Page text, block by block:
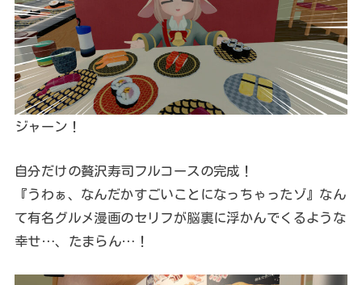
ジャーン！
自分だけの贅沢寿司フルコースの完成！
『うわぁ、なんだかすごいことになっちゃったゾ』なん
て有名グルメ漫画のセリフが脳裏に浮かんでくるような
幸せ…、たまらん…！